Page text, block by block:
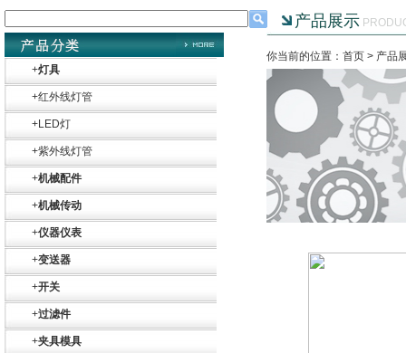
+灯具
+红外线灯管
+LED灯
+紫外线灯管
+机械配件
+机械传动
+仪器仪表
+变送器
+开关
+过滤件
+夹具模具
产品展示
你当前的位置：首页 > 产品